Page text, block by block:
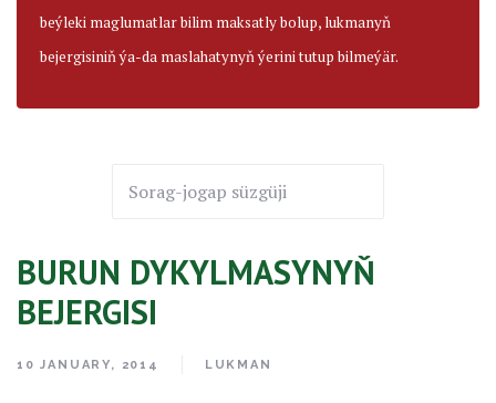
beýleki maglumatlar bilim maksatly bolup, lukmanyň
bejergisiniň ýa-da maslahatynyň ýerini tutup bilmeýär.
BURUN DYKYLMASYNYŇ
BEJERGISI
10 JANUARY, 2014 LUKMAN